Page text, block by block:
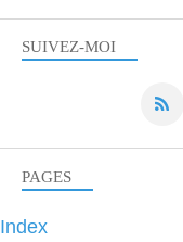
SUIVEZ-MOI
PAGES
Index